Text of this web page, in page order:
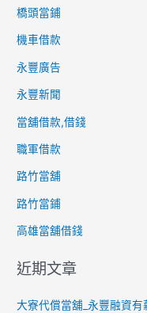
橋頭當鋪
機車借款
永豐廣告
永豐新聞
當舖借款,借錢
職軍借款
路竹當舖
路竹當鋪
高雄當舖借錢
近期文章
大寮代償當舖_永豐融資有